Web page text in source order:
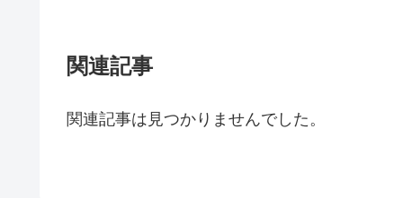
関連記事
関連記事は見つかりませんでした。